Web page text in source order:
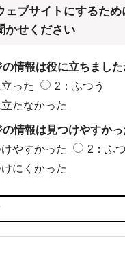
ェブサイトにするた
かせください
の情報は役に立ちました
った
2：ふつう
たなかった
の情報は見つけやすかっ
やすかった
2：ふ
にくかった